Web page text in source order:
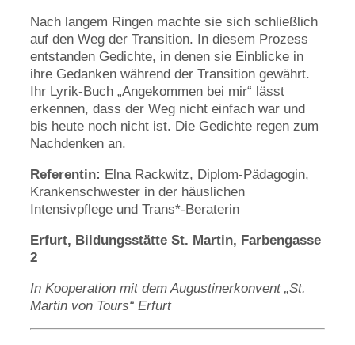
Nach langem Ringen machte sie sich schließlich
auf den Weg der Transition. In diesem Prozess
entstanden Gedichte, in denen sie Einblicke in
ihre Gedanken während der Transition gewährt.
Ihr Lyrik-Buch „Angekommen bei mir“ lässt
erkennen, dass der Weg nicht einfach war und
bis heute noch nicht ist. Die Gedichte regen zum
Nachdenken an.
Referentin: Elna Rackwitz, Diplom-Pädagogin,
Krankenschwester in der häuslichen
Intensivpflege und Trans*-Beraterin
Erfurt, Bildungsstätte St. Martin, Farbengasse
2
In Kooperation mit dem Augustinerkonvent „St.
Martin von Tours“ Erfurt